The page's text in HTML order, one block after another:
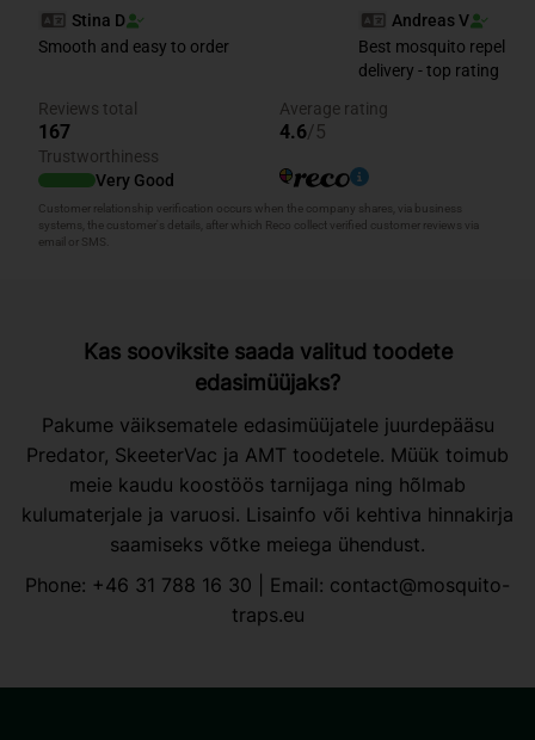
Kas sooviksite saada valitud toodete
edasimüüjaks?
Pakume väiksematele edasimüüjatele juurdepääsu
Predator, SkeeterVac ja AMT toodetele. Müük toimub
meie kaudu koostöös tarnijaga ning hõlmab
kulumaterjale ja varuosi. Lisainfo või kehtiva hinnakirja
saamiseks võtke meiega ühendust.
Phone: +46 31 788 16 30 | Email: contact@mosquito-
traps.eu